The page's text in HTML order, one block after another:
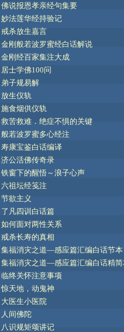
佛说报恩孝亲经句集要
妙法莲华经持验记
戒杀放生嘉言
金刚般若波罗蜜经白话解说
金刚经百家集注大成
居士学佛100问
弟子规易解
放生仪轨
施食烟供仪轨
救苦救难．绝症不惧的关键
般若波罗蜜多心经注
寿康宝鉴白话编译
济公活佛传奇录
铁窗下的醒悟～浪子心声
六祖坛经笺注
节欲主义
了凡四训白话篇
如何面对两性关系
戒杀长寿的真相
集福消灾之道—感应篇汇编白话节本
集福消灾之道—感应篇汇编白话精简
临终关怀注意事项
惊天地，动鬼神
大医生小医院
人间佛陀
八识规矩颂讲记